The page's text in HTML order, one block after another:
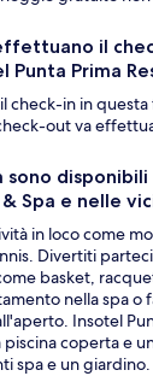
il
Punta Prima
check-in in questa
out va
disponibili
Spa e nelle
in loco come
Divertiti
basket,
nella spa o
Insotel
coperta e
spa e un giardino.